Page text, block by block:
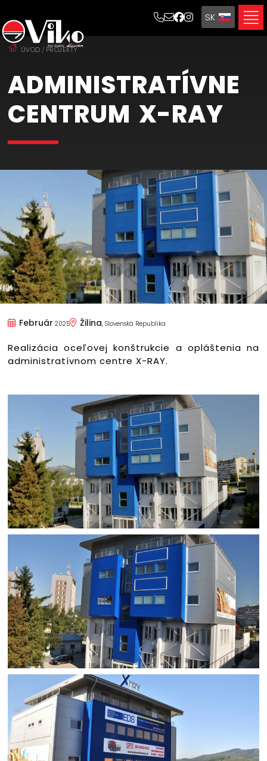
SK
EN
ÚVOD PROJEKTY
ADMINISTRATÍVNE
CENTRUM X-RAY
Február 2025 Žilina, Slovenská Republika
Realizácia oceľovej konštrukcie a opláštenia na
administratívnom centre X-RAY.